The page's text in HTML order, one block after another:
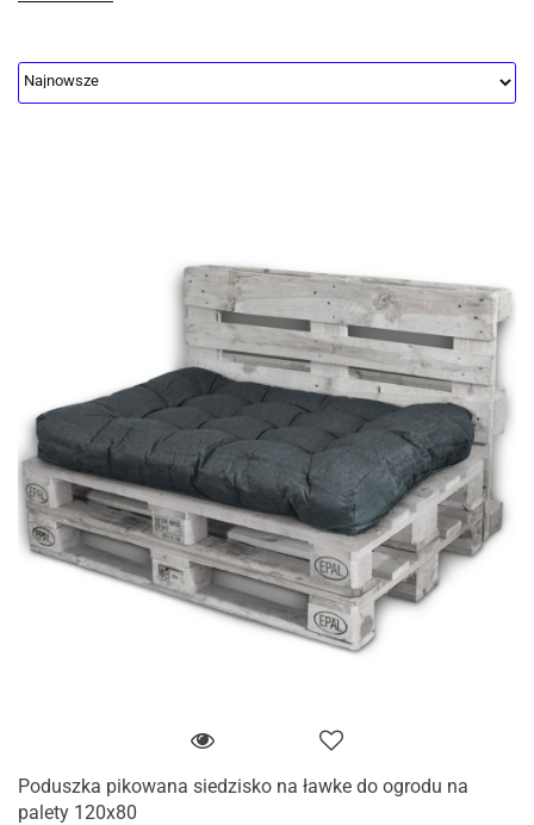
Poduszka pikowana siedzisko na ławke do ogrodu na
palety 120x80